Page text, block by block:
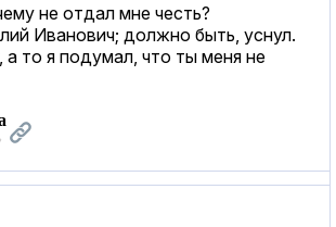
не отдал мне честь?
Иванович; должно быть, уснул.
а то я подумал, что ты меня не